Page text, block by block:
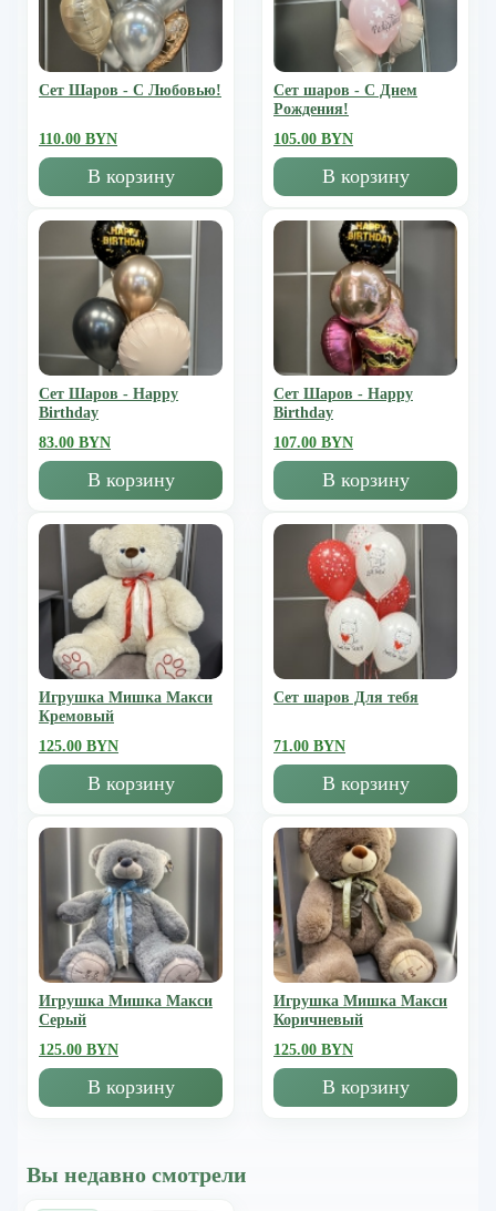
Сет Шаров - С Любовью!
110.00 BYN
В корзину
Сет шаров - С Днем
Рождения!
105.00 BYN
В корзину
Сет Шаров - Happy
Birthday
83.00 BYN
В корзину
Сет Шаров - Happy
Birthday
107.00 BYN
В корзину
Игрушка Мишка Mакси
Кремовый
125.00 BYN
В корзину
Сет шаров Для тебя
71.00 BYN
В корзину
Игрушка Мишка Mакси
Серый
125.00 BYN
В корзину
Игрушка Мишка Mакси
Коричневый
125.00 BYN
В корзину
Вы недавно смотрели